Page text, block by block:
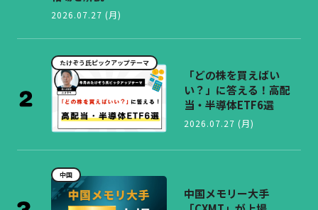
2026.07.27 (月)
たけぞう氏ピックアップテーマ
「どの株を買えばい
い？」に答える！高配
当・半導体ETF6選
2026.07.27 (月)
中国
中国メモリー大手